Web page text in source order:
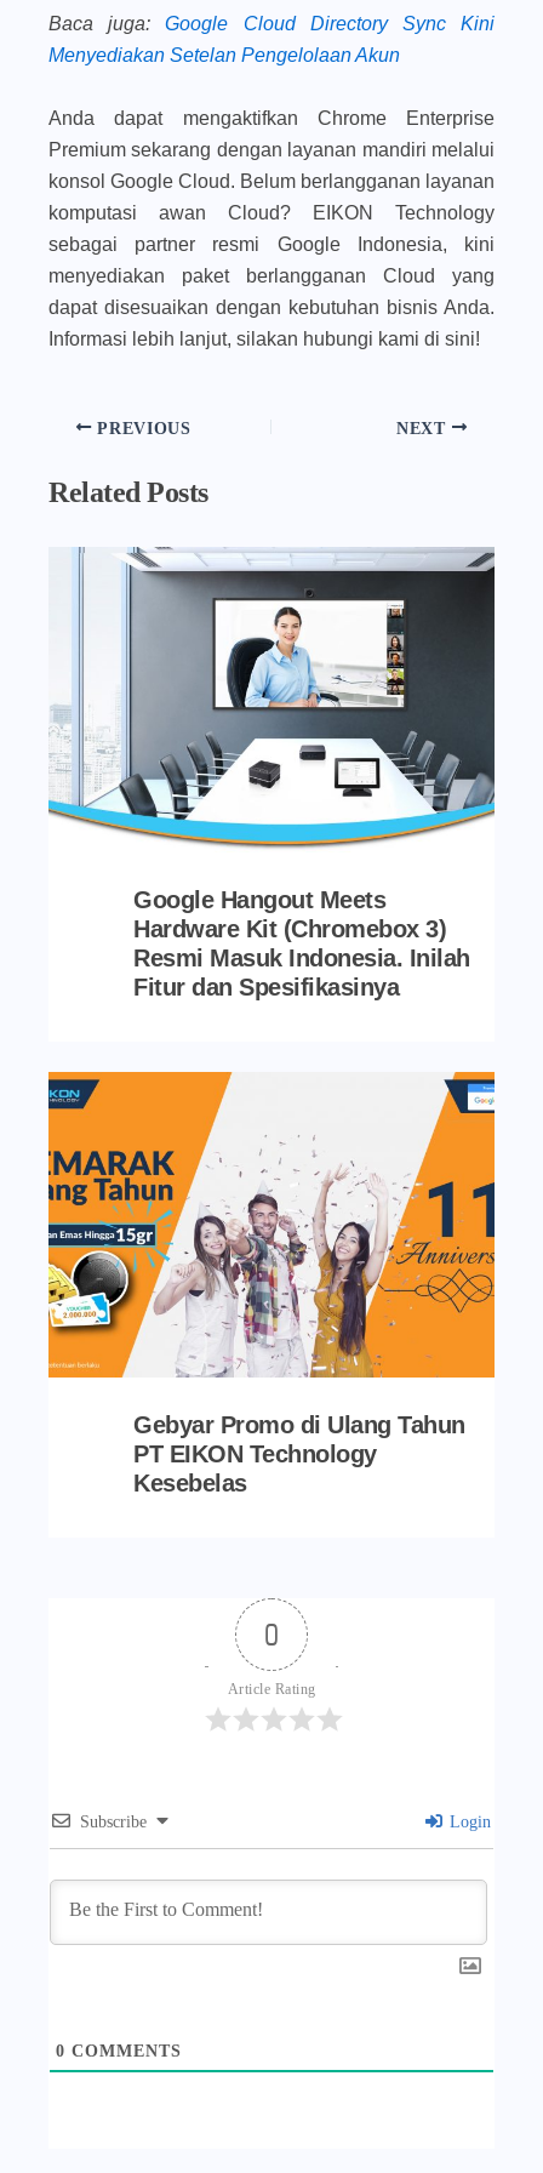
Baca juga:
Google Cloud Directory Sync Kini
Menyediakan Setelan Pengelolaan Akun
Anda dapat mengaktifkan Chrome Enterprise
Premium sekarang dengan layanan mandiri melalui
konsol Google Cloud. Belum berlangganan layanan
komputasi awan Cloud? EIKON Technology
sebagai partner resmi Google Indonesia, kini
menyediakan paket berlangganan Cloud yang
dapat disesuaikan dengan kebutuhan bisnis Anda.
Informasi lebih lanjut, silakan hubungi kami di sini!
PREVIOUS NEXT
Related Posts
Google Hangout Meets
Hardware Kit (Chromebox 3)
Resmi Masuk Indonesia. Inilah
Fitur dan Spesifikasinya
Gebyar Promo di Ulang Tahun
PT EIKON Technology
Kesebelas
0
Article Rating
Subscribe Login
0 COMMENTS